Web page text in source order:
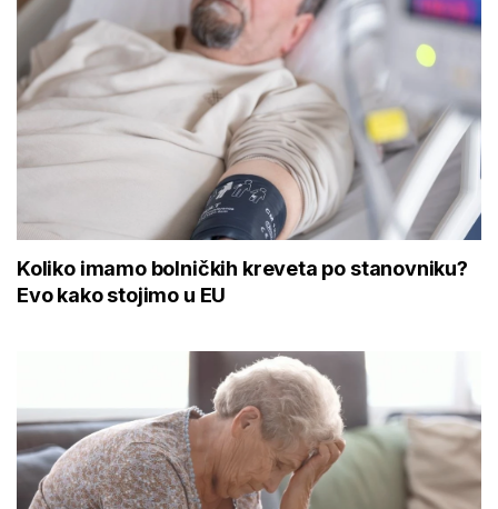
Koliko imamo bolničkih kreveta po stanovniku?
Evo kako stojimo u EU